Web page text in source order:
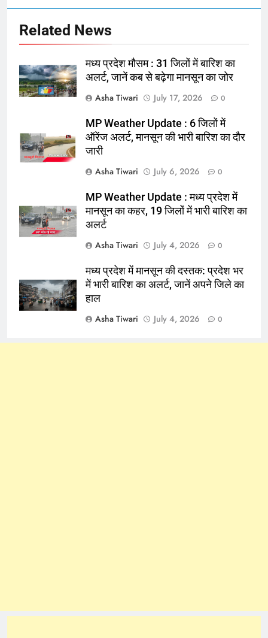
Related News
मध्य प्रदेश मौसम : 31 जिलों में बारिश का
अलर्ट, जानें कब से बढ़ेगा मानसून का जोर
Asha Tiwari
July 17, 2026 0
MP Weather Update : 6 जिलों में
ऑरेंज अलर्ट, मानसून की भारी बारिश का दौर
जारी
Asha Tiwari
July 6, 2026 0
MP Weather Update : मध्य प्रदेश में
मानसून का कहर, 19 जिलों में भारी बारिश का
अलर्ट
Asha Tiwari
July 4, 2026 0
मध्य प्रदेश में मानसून की दस्तक: प्रदेश भर
में भारी बारिश का अलर्ट, जानें अपने जिले का
हाल
Asha Tiwari
July 4, 2026 0